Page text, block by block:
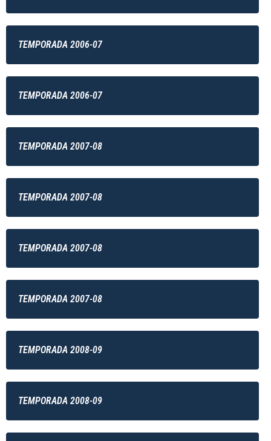
TEMPORADA 2006-07
TEMPORADA 2006-07
TEMPORADA 2007-08
TEMPORADA 2007-08
TEMPORADA 2007-08
TEMPORADA 2007-08
TEMPORADA 2008-09
TEMPORADA 2008-09